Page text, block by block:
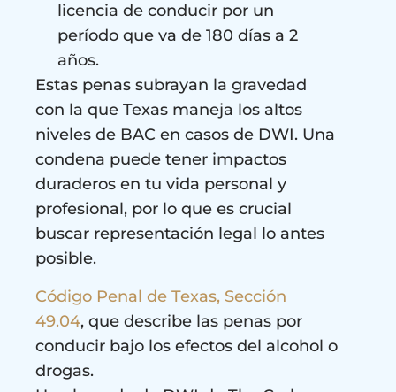
licencia de conducir por un
período que va de 180 días a 2
años.
Estas penas subrayan la gravedad
con la que Texas maneja los altos
niveles de BAC en casos de DWI. Una
condena puede tener impactos
duraderos en tu vida personal y
profesional, por lo que es crucial
buscar representación legal lo antes
posible.
Código Penal de Texas, Sección
49.04, que describe las penas por
conducir bajo los efectos del alcohol o
drogas.